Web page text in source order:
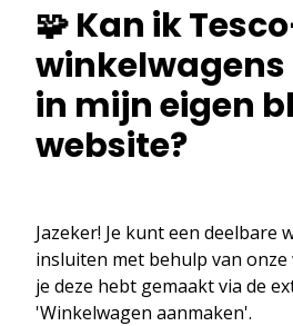
🧩 Kan ik
winkelwagens
in mijn eigen
website?
Jazeker! Je kunt een deelbare
insluiten met behulp van
je deze hebt gemaakt via de
'Winkelwagen aanmaken'.